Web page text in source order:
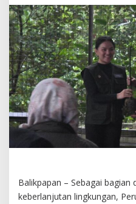
Balikpapan – Sebagai
keberlanjutan lingkungan,